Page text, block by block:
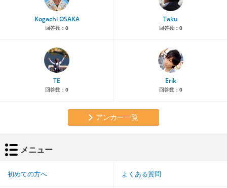
Kogachi OSAKA
回答数： 0
Taku
回答数： 0
TE
回答数： 0
Erik
回答数： 0
アンカー一覧
メニュー
初めての方へ よくある質問